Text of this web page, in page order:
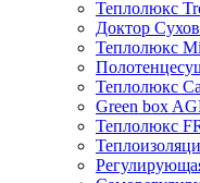
Теплолюкс
Доктор Сухов
Теплолюкс
Теплолюкс
Green box
Теплолюкс